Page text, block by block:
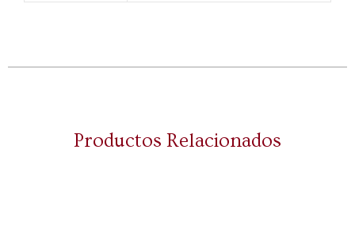
Productos Relacionados